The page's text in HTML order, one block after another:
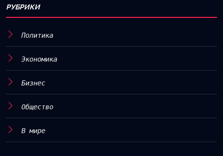
РУБРИКИ
Политика
Экономика
Бизнес
Общество
В мире